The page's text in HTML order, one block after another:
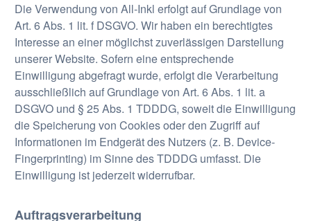
Die Verwendung von All-Inkl erfolgt auf Grundlage von
Art. 6 Abs. 1 lit. f DSGVO. Wir haben ein berechtigtes
Interesse an einer möglichst zuverlässigen Darstellung
unserer Website. Sofern eine entsprechende
Einwilligung abgefragt wurde, erfolgt die Verarbeitung
ausschließlich auf Grundlage von Art. 6 Abs. 1 lit. a
DSGVO und § 25 Abs. 1 TDDDG, soweit die Einwilligung
die Speicherung von Cookies oder den Zugriff auf
Informationen im Endgerät des Nutzers (z. B. Device-
Fingerprinting) im Sinne des TDDDG umfasst. Die
Einwilligung ist jederzeit widerrufbar.
Auftragsverarbeitung